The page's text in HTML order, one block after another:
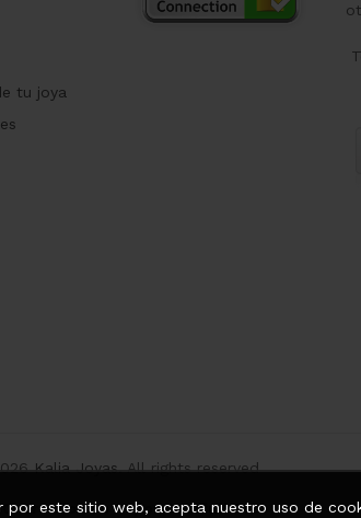
tu joya
Kalia Joyas. All rights reserved
Creado con ❤️ porDatafull Pro
por este sitio web, acepta nuestro uso de